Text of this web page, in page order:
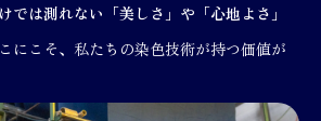
では測れない「美しさ」や「心地よさ」
にこそ、私たちの染色技術が持つ価値が